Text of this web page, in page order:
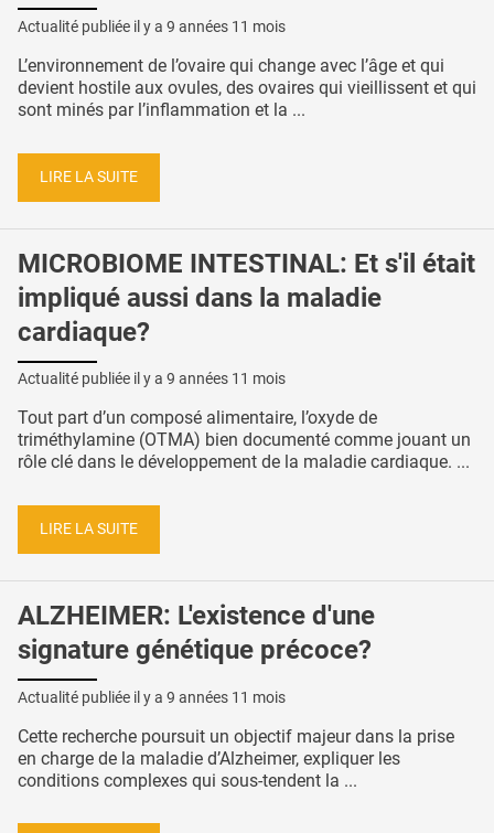
Actualité publiée il y a 9 années 11 mois
L’environnement de l’ovaire qui change avec l’âge et qui
devient hostile aux ovules, des ovaires qui vieillissent et qui
sont minés par l’inflammation et la ...
LIRE LA SUITE
MICROBIOME INTESTINAL: Et s'il était
impliqué aussi dans la maladie
cardiaque?
Actualité publiée il y a 9 années 11 mois
Tout part d’un composé alimentaire, l’oxyde de
triméthylamine (OTMA) bien documenté comme jouant un
rôle clé dans le développement de la maladie cardiaque. ...
LIRE LA SUITE
ALZHEIMER: L'existence d'une
signature génétique précoce?
Actualité publiée il y a 9 années 11 mois
Cette recherche poursuit un objectif majeur dans la prise
en charge de la maladie d’Alzheimer, expliquer les
conditions complexes qui sous-tendent la ...